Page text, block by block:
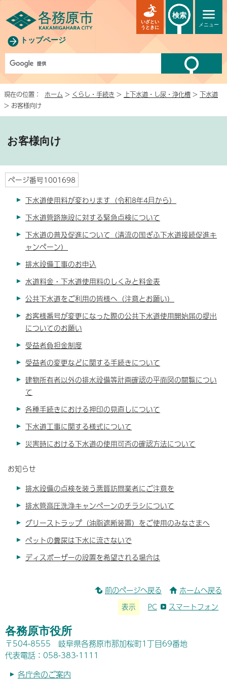
トップページ
メニュー
いざとい
うときに
検索
現在の位置： ホーム > くらし・手続き > 上下水道・し尿・浄化槽 > 下水道
> お客様向け
お客様向け
ページ番号1001698
下水道使用料が変わります（令和8年4月から）
下水道管路施設に対する緊急点検について
下水道の普及促進について（清流の国ぎふ下水道接続促進キ
ャンペーン）
排水設備工事のお申込
水道料金・下水道使用料のしくみと料金表
公共下水道をご利用の皆様へ（注意とお願い）
お客様番号が変更になった際の公共下水道使用開始届の提出
についてのお願い
受益者負担金制度
受益者の変更などに関する手続きについて
建物所有者以外の排水設備等計画確認の平面図の閲覧につい
て
各種手続きにおける押印の見直しについて
下水道工事に関する様式について
災害時における下水道の使用可否の確認方法について
お知らせ
排水設備の点検を装う悪質訪問業者にご注意を
排水管高圧洗浄キャンペーンのチラシについて
グリーストラップ（油脂遮断装置）をご使用のみなさまへ
ペットの糞尿は下水に流さないで
ディスポーザーの設置を希望される場合は
前のページへ戻る ホームへ戻る
表示 PC スマートフォン
各務原市役所
〒504-8555 岐阜県各務原市那加桜町1丁目69番地
代表電話：058-383-1111
各庁舎のご案内